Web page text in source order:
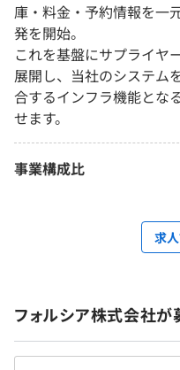
庫・料金・予約情報を一
発を開始。
これを基盤にサプライヤ
展開し、当社のシステム
合するインフラ機能とな
せます。
事業構成比
求
フォルシア株式会社